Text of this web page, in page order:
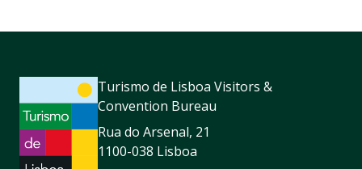
Turismo de Lisboa Visitors &
Convention Bureau
Rua do Arsenal, 21
1100-038 Lisboa